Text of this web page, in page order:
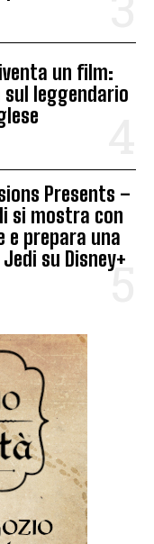
un film:
sul leggendario
Presents –
si mostra con
prepara una
su Disney+